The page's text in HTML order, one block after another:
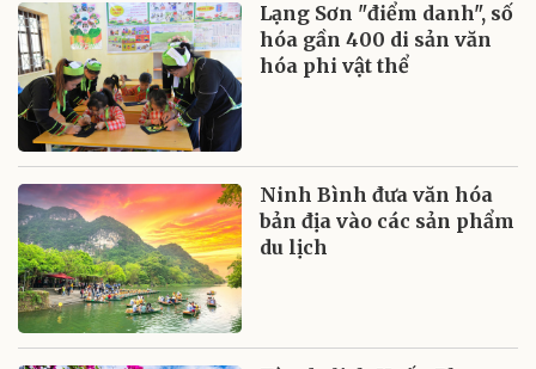
Lạng Sơn "điểm danh", số
hóa gần 400 di sản văn
hóa phi vật thể
Ninh Bình đưa văn hóa
bản địa vào các sản phẩm
du lịch